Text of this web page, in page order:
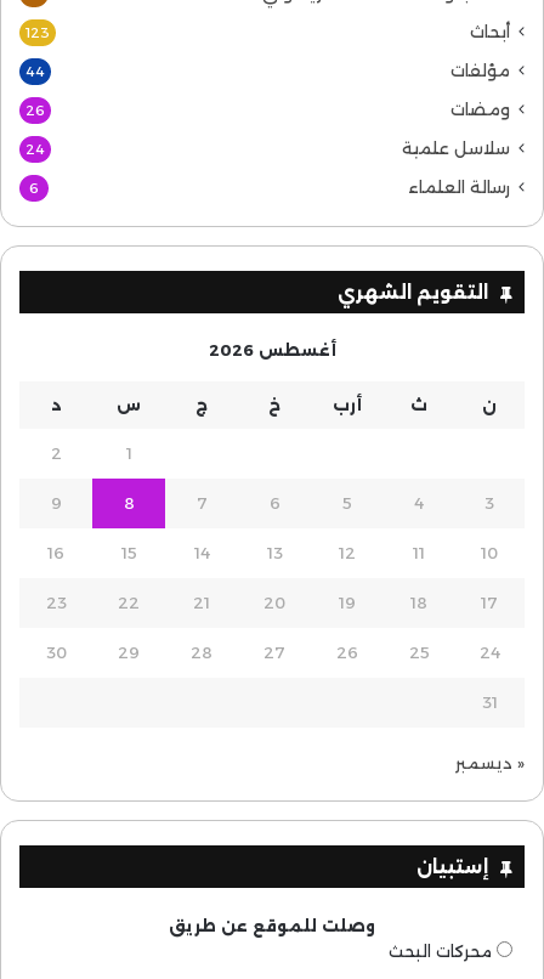
أبحاث 123
مؤلفات 44
ومضات 26
سلاسل علمية 24
رسالة العلماء 6
التقويم الشهري
أغسطس 2026
ن ث أرب خ ج س د
1
2
3
4
5
6
7
8
9
10
11
12
13
14
15
16
17
18
19
20
21
22
23
24
25
26
27
28
29
30
31
« ديسمبر
إستبيان
وصلت للموقع عن طريق
محركات البحث